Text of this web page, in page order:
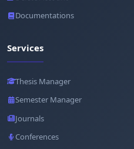
Documentations
Services
Thesis Manager
Semester Manager
Journals
Conferences